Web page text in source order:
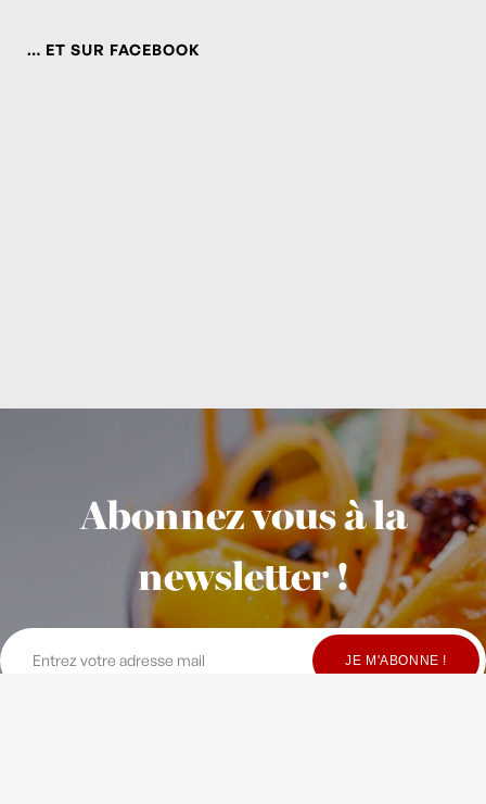
… ET SUR FACEBOOK
Abonnez vous à la
newsletter !